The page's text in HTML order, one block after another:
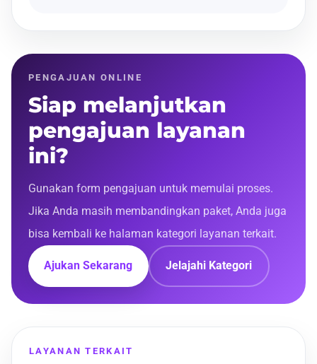
PENGAJUAN ONLINE
Siap melanjutkan
pengajuan layanan
ini?
Gunakan form pengajuan untuk memulai proses.
Jika Anda masih membandingkan paket, Anda juga
bisa kembali ke halaman kategori layanan terkait.
Ajukan Sekarang Jelajahi Kategori
LAYANAN TERKAIT